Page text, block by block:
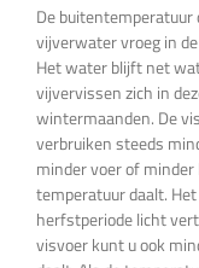
De buitentemperatuur
vijverwater vroeg in
Het water blijft net
vijvervissen zich in
wintermaanden. De
verbruiken steeds
minder voer of
temperatuur daalt.
herfstperiode licht
visvoer kunt u ook